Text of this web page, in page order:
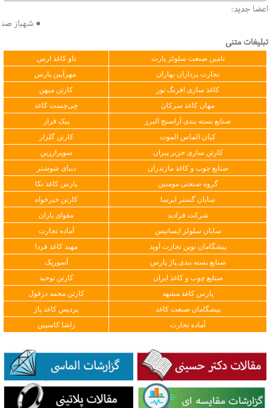
اعضا جدید:
● شهباز صنعت
تبلیغات متنی
تامین صنعت سلولز پارت
تاو کاغذ ارس
تجارت پردازان بهاران
مهرآیین پارس
کاغذ سازی افرنگ نور
کارتن میهن
مهان کاغذ سرکان
چی‌چست کاغذ
صنایع بسته بندی آراسنج البرز
پیک فراز
کیان الماس الموت
کارتن گلزار
کارتن سازی حریر پیران
سوپرارزین
صنایع چوب و کاغذ مازندران
دیبای شوشتر
گروه صنعتی مومنین
پارس کاغذ نکا
سایان گستر ایرسا
کارتن خیرخواه
شرکت فرادید
مقوای یاران
سایان سلولز ایساتیس
آماده تجارت
پیشگامان نوین تجارت آوید
مهبد کاغذ فردا
صنایع بسته بندی پاژ پارس
آسوریک
صنایع چوب و کاغذ ایران
کارتن توحید
پارس کاغذ مشهد
کارتن محمد دزفول
پیشگامان صنعت کاغذ
پردیس کاغذ پاژ
آماده تجارت
راشا کاسپین